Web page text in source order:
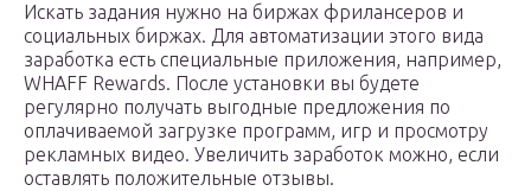
Искать задания нужно на биржах фрилансеров и
социальных биржах. Для автоматизации этого вида
заработка есть специальные приложения, например,
WHAFF Rewards. После установки вы будете
регулярно получать выгодные предложения по
оплачиваемой загрузке программ, игр и просмотру
рекламных видео. Увеличить заработок можно, если
оставлять положительные отзывы.